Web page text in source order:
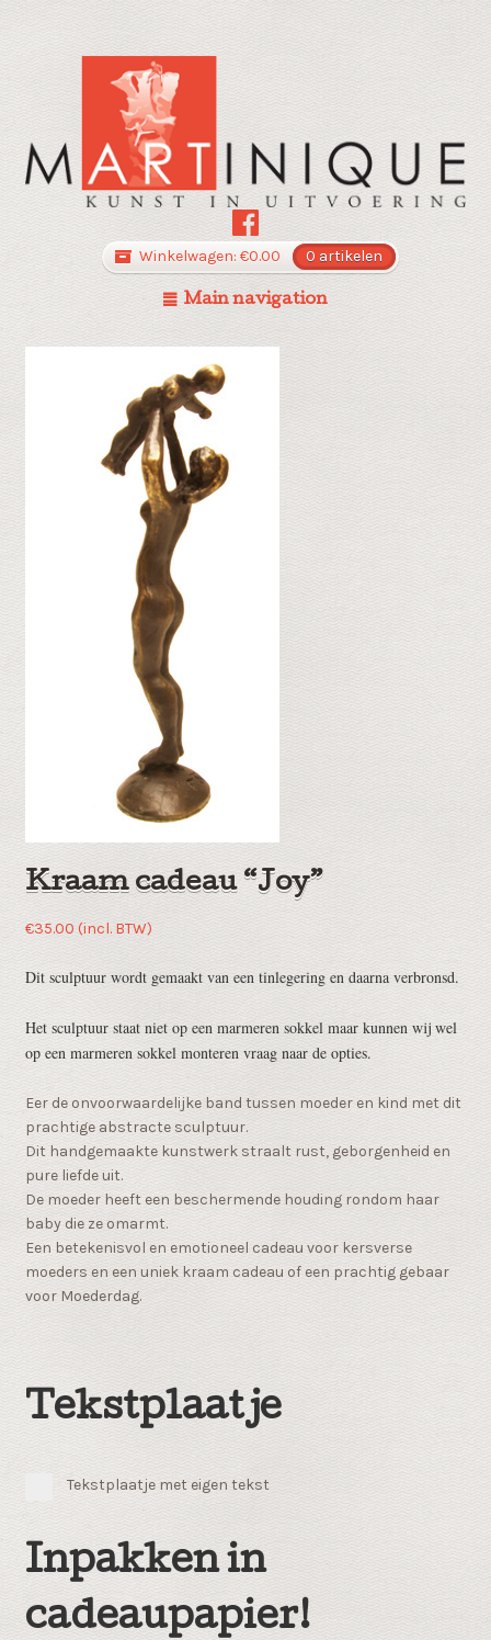
Winkelwagen: €0.00 0 artikelen
Main navigation
Kraam cadeau “Joy”
€35.00 (incl. BTW)
Dit sculptuur wordt gemaakt van een tinlegering en daarna verbronsd.
Het sculptuur staat niet op een marmeren sokkel maar kunnen wij wel
op een marmeren sokkel monteren vraag naar de opties.
Eer de onvoorwaardelijke band tussen moeder en kind met dit
prachtige abstracte sculptuur.
Dit handgemaakte kunstwerk straalt rust, geborgenheid en
pure liefde uit.
De moeder heeft een beschermende houding rondom haar
baby die ze omarmt.
Een betekenisvol en emotioneel cadeau voor kersverse
moeders en een uniek kraam cadeau of een prachtig gebaar
voor Moederdag.
Tekstplaatje
Tekstplaatje met eigen tekst
Inpakken in
cadeaupapier!